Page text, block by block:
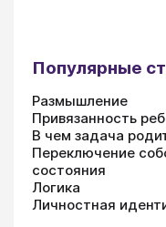
Популярные
Размышление
Привязанность
В чем задача
Переключение
состояния
Логика
Личностная